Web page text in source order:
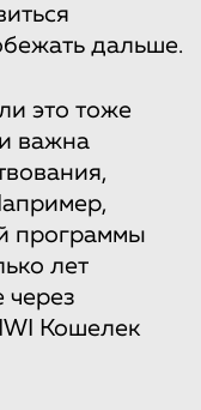
дальше.
это тоже
важна
программы
лет
через
Кошелек